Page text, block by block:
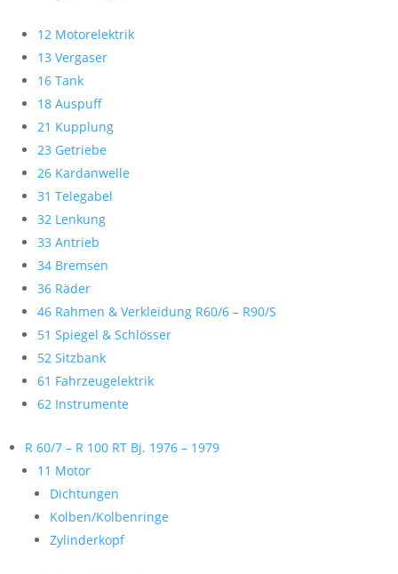
12 Motorelektrik
13 Vergaser
16 Tank
18 Auspuff
21 Kupplung
23 Getriebe
26 Kardanwelle
31 Telegabel
32 Lenkung
33 Antrieb
34 Bremsen
36 Räder
46 Rahmen & Verkleidung R60/6 – R90/S
51 Spiegel & Schlösser
52 Sitzbank
61 Fahrzeugelektrik
62 Instrumente
R 60/7 – R 100 RT Bj. 1976 – 1979
11 Motor
Dichtungen
Kolben/Kolbenringe
Zylinderkopf